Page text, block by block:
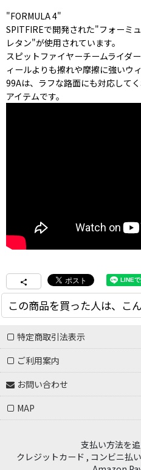
"FORMULA 4"
SPITFIREで開発された"フォーミ
レタン"が使用されています。
スピットファイヤーチームライダ
ィールよりも擦れや摩擦に強いウィ
99Aは、ラフな路面にも対応して
アイテムです。
この商品を買った人は、こ
税込 3,300円)
特定商取引法表示
ご利用案内
お問い合わせ
MAP
支払い方法を追
クレジットカード , コンビニ払